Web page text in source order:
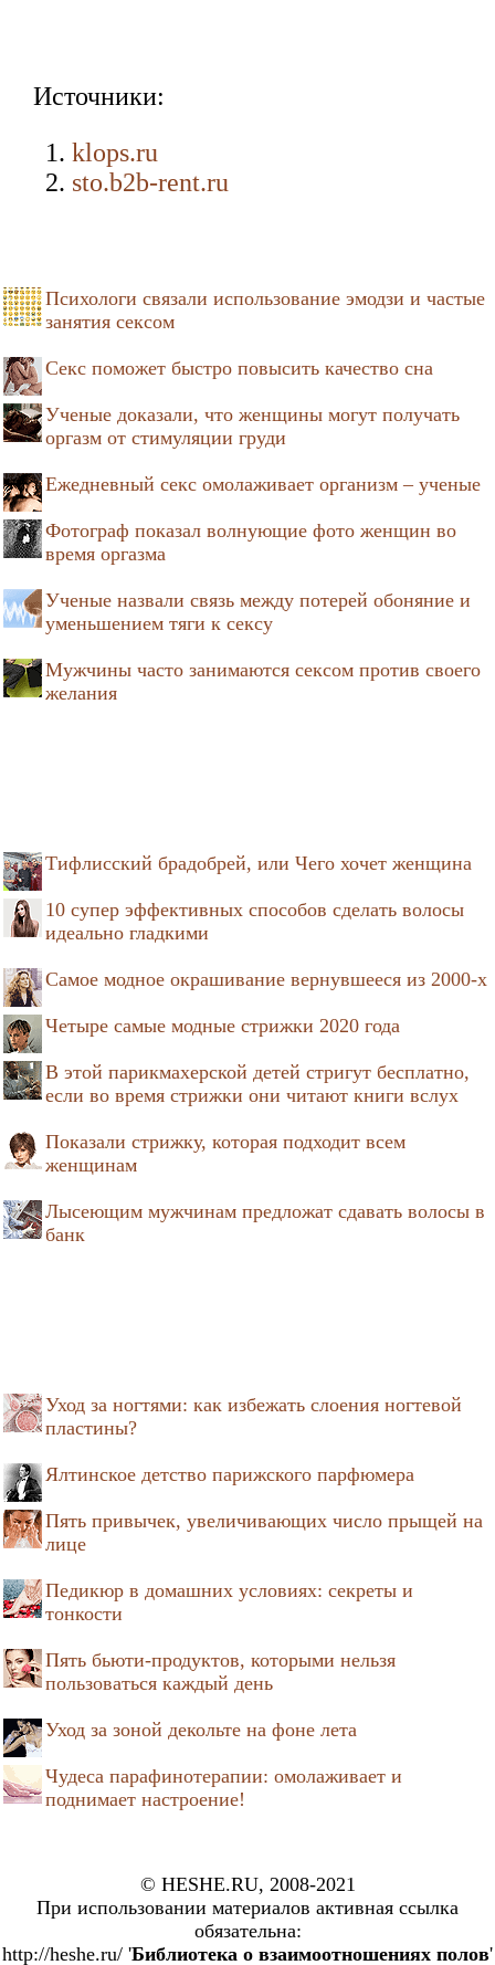
Источники:
klops.ru
sto.b2b-rent.ru
Психологи связали использование эмодзи и частые
занятия сексом
Секс поможет быстро повысить качество сна
Ученые доказали, что женщины могут получать
оргазм от стимуляции груди
Ежедневный секс омолаживает организм – ученые
Фотограф показал волнующие фото женщин во
время оргазма
Ученые назвали связь между потерей обоняние и
уменьшением тяги к сексу
Мужчины часто занимаются сексом против своего
желания
Тифлисский брадобрей, или Чего хочет женщина
10 супер эффективных способов сделать волосы
идеально гладкими
Самое модное окрашивание вернувшееся из 2000-х
Четыре самые модные стрижки 2020 года
В этой парикмахерской детей стригут бесплатно,
если во время стрижки они читают книги вслух
Показали стрижку, которая подходит всем
женщинам
Лысеющим мужчинам предложат сдавать волосы в
банк
Уход за ногтями: как избежать слоения ногтевой
пластины?
Ялтинское детство парижского парфюмера
Пять привычек, увеличивающих число прыщей на
лице
Педикюр в домашних условиях: секреты и
тонкости
Пять бьюти-продуктов, которыми нельзя
пользоваться каждый день
Уход за зоной декольте на фоне лета
Чудеса парафинотерапии: омолаживает и
поднимает настроение!
© HESHE.RU, 2008-2021
При использовании материалов активная ссылка
обязательна:
http://heshe.ru/ 'Библиотека о взаимоотношениях полов'